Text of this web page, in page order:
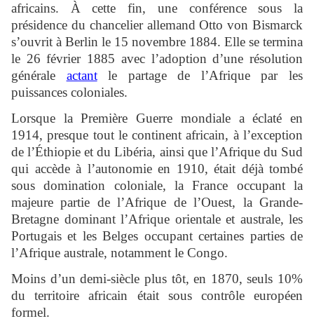
africains. À cette fin, une conférence sous la
présidence du chancelier allemand Otto von Bismarck
s’ouvrit à Berlin le 15 novembre 1884. Elle se termina
le 26 février 1885 avec l’adoption d’une résolution
générale actantle partage de l’Afrique par les
puissances coloniales.
Lorsque la Première Guerre mondiale a éclaté en
1914, presque tout le continent africain, à l’exception
de l’Éthiopie et du Libéria, ainsi que l’Afrique du Sud
qui accède à l’autonomie en 1910, était déjà tombé
sous domination coloniale, la France occupant la
majeure partie de l’Afrique de l’Ouest, la Grande-
Bretagne dominant l’Afrique orientale et australe, les
Portugais et les Belges occupant certaines parties de
l’Afrique australe, notamment le Congo.
Moins d’un demi-siècle plus tôt, en 1870, seuls 10%
du territoire africain était sous contrôle européen
formel.